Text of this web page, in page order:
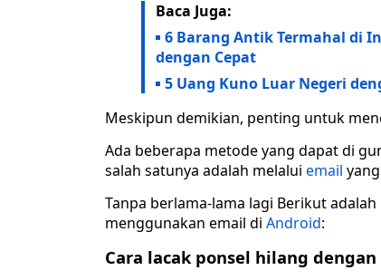
Baca Juga:
6 Barang Antik Termahal di
dengan Cepat
5 Uang Kuno Luar Negeri
Meskipun demikian, penting untuk
Ada beberapa metode yang dapat di
salah satunya adalah melalui email
Tanpa berlama-lama lagi Berikut
menggunakan email di Android:
Cara lacak ponsel hilang